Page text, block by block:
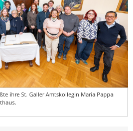
ihre St. Galler Amtskollegin Maria Pappa